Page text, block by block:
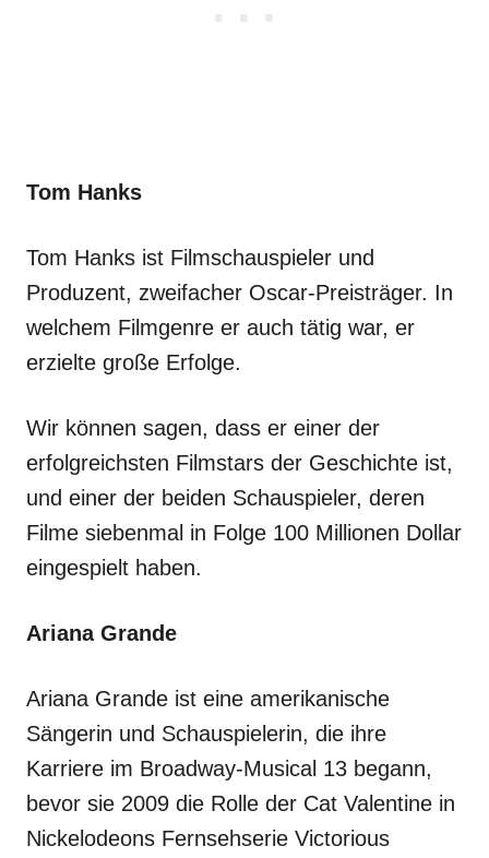
Tom Hanks
Tom Hanks ist Filmschauspieler und
Produzent, zweifacher Oscar-Preisträger. In
welchem ​​Filmgenre er auch tätig war, er
erzielte große Erfolge.
Wir können sagen, dass er einer der
erfolgreichsten Filmstars der Geschichte ist,
und einer der beiden Schauspieler, deren
Filme siebenmal in Folge 100 Millionen Dollar
eingespielt haben.
Ariana Grande
Ariana Grande ist eine amerikanische
Sängerin und Schauspielerin, die ihre
Karriere im Broadway-Musical 13 begann,
bevor sie 2009 die Rolle der Cat Valentine in
Nickelodeons Fernsehserie Victorious